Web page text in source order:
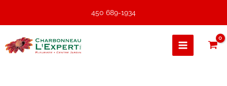
contenu
450 689-1934